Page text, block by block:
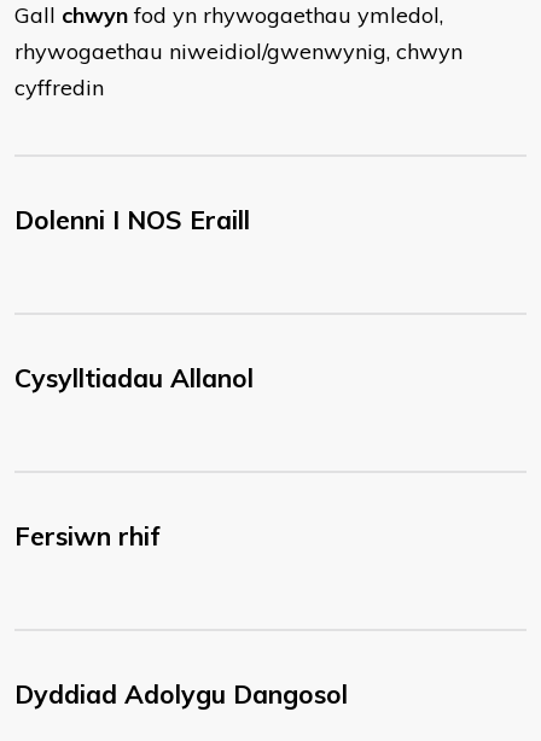
Gall chwynfod yn rhywogaethau ymledol,
rhywogaethau niweidiol/gwenwynig, chwyn
cyffredin
Dolenni I NOS Eraill
Cysylltiadau Allanol
Fersiwn rhif
Dyddiad Adolygu Dangosol